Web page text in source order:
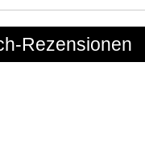
Rezensionen